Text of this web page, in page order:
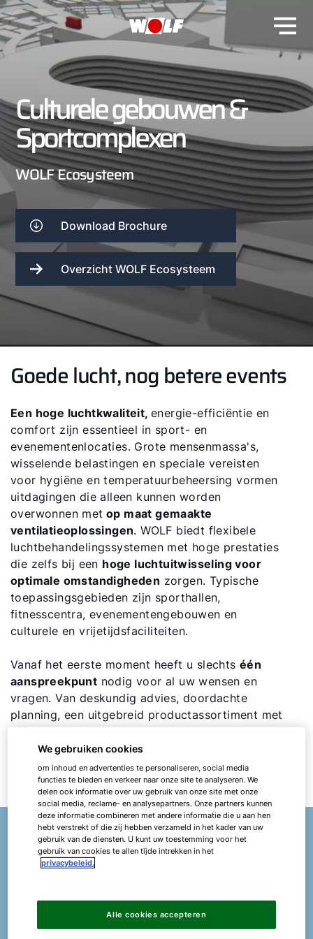
Culturele gebouwen &
Sportcomplexen
WOLF Ecosysteem
Download Brochure
Overzicht WOLF Ecosysteem
Goede lucht, nog betere events
Een hoge luchtkwaliteit, energie-efficiëntie en
comfort zijn essentieel in sport- en
evenementenlocaties. Grote mensenmassa's,
wisselende belastingen en speciale vereisten
voor hygiëne en temperatuurbeheersing vormen
uitdagingen die alleen kunnen worden
overwonnen met op maat gemaakte
ventilatieoplossingen. WOLF biedt flexibele
luchtbehandelingssystemen met hoge prestaties
die zelfs bij een hoge luchtuitwisseling voor
optimale omstandigheden zorgen. Typische
toepassingsgebieden zijn sporthallen,
fitnesscentra, evenementengebouwen en
culturele en vrijetijdsfaciliteiten.
Vanaf het eerste moment heeft u slechts één
aanspreekpunt nodig voor al uw wensen en
vragen. Van deskundig advies, doordachte
planning, een uitgebreid productassortiment met
efficiënte systeem- en besturingstechniek tot
onze uitgebreide service afdeling:
alles uit één hand.Zo eenvoudig is het om met
WOLF samen te werken.
Markus Freiburger
entertainment- en sportgebouwen
We gebruiken cookies
om inhoud en advertenties te personaliseren, social media
functies te bieden en verkeer naar onze site te analyseren. We
delen ook informatie over uw gebruik van onze site met onze
social media, reclame- en analysepartners. Onze partners kunnen
deze informatie combineren met andere informatie die u aan hen
hebt verstrekt of die zij hebben verzameld in het kader van uw
gebruik van de diensten. U kunt uw toestemming voor het
gebruik van cookies te allen tijde intrekken in het
privacybeleid.
Alle cookies accepteren